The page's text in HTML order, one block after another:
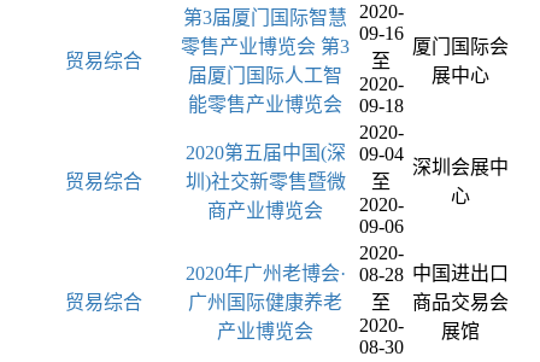
贸易综合
第3届厦门国际智慧
零售产业博览会 第3
届厦门国际人工智
能零售产业博览会
2020-
09-16
至
2020-
09-18
厦门国际会
展中心
贸易综合
2020第五届中国(深
圳)社交新零售暨微
商产业博览会
2020-
09-04
至
2020-
09-06
深圳会展中
心
贸易综合
2020年广州老博会·
广州国际健康养老
产业博览会
2020-
08-28
至
2020-
08-30
中国进出口
商品交易会
展馆